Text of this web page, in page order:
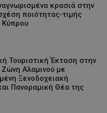
κρασιά στην
ποιότητας-τιμής
Κύπρου
Τουριστική Έκταση στην
Αλαμινού με
Ξενοδοχειακή
Πανοραμική Θέα της